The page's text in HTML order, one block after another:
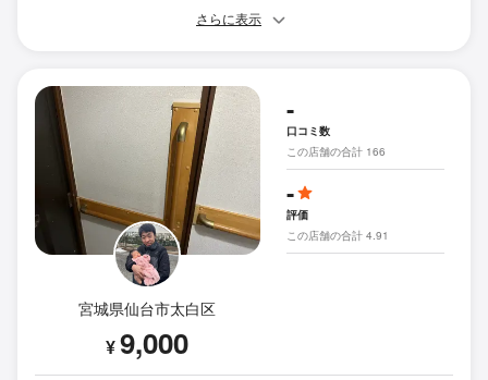
さらに表示
宮城県仙台市太白区
¥9,000
-
口コミ数
この店舗の合計 166
-
評価
この店舗の合計 4.91